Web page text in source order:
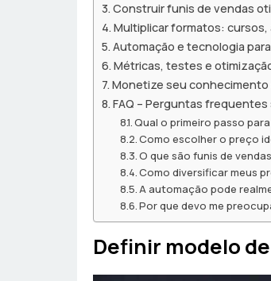
Construir funis de vendas
Multiplicar formatos:
Automação e tecnologia
Métricas, testes e
Monetize seu
FAQ – Perguntas
Qual o primeiro passo
Como escolher o preço
O que são funis de
Como diversificar meus
A automação pode
Por que devo me
Definir modelo